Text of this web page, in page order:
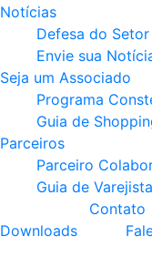
Notícias
Defesa do Setor
Envie sua
Seja um Associado
Programa
Guia de
Parceiros
Parceiro
Guia de
Downloads
Contato